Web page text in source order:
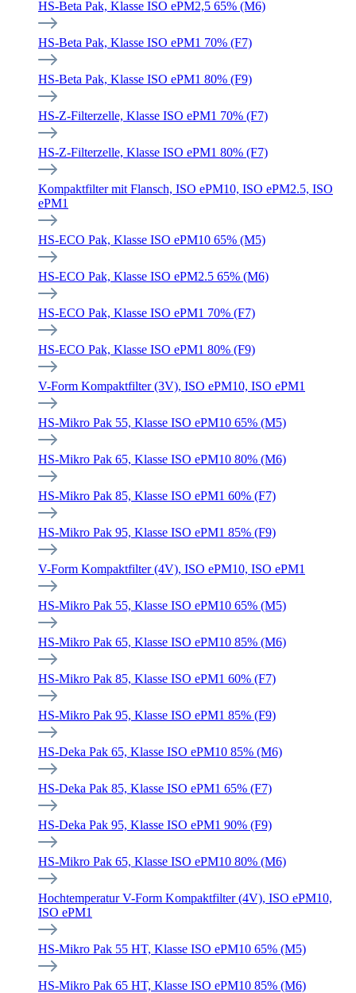
HS-Beta Pak, Klasse ISO ePM2,5 65% (M6)
HS-Beta Pak, Klasse ISO ePM1 70% (F7)
HS-Beta Pak, Klasse ISO ePM1 80% (F9)
HS-Z-Filterzelle, Klasse ISO ePM1 70% (F7)
HS-Z-Filterzelle, Klasse ISO ePM1 80% (F7)
Kompaktfilter mit Flansch, ISO ePM10, ISO ePM2.5, ISO
ePM1
HS-ECO Pak, Klasse ISO ePM10 65% (M5)
HS-ECO Pak, Klasse ISO ePM2.5 65% (M6)
HS-ECO Pak, Klasse ISO ePM1 70% (F7)
HS-ECO Pak, Klasse ISO ePM1 80% (F9)
V-Form Kompaktfilter (3V), ISO ePM10, ISO ePM1
HS-Mikro Pak 55, Klasse ISO ePM10 65% (M5)
HS-Mikro Pak 65, Klasse ISO ePM10 80% (M6)
HS-Mikro Pak 85, Klasse ISO ePM1 60% (F7)
HS-Mikro Pak 95, Klasse ISO ePM1 85% (F9)
V-Form Kompaktfilter (4V), ISO ePM10, ISO ePM1
HS-Mikro Pak 55, Klasse ISO ePM10 65% (M5)
HS-Mikro Pak 65, Klasse ISO ePM10 85% (M6)
HS-Mikro Pak 85, Klasse ISO ePM1 60% (F7)
HS-Mikro Pak 95, Klasse ISO ePM1 85% (F9)
HS-Deka Pak 65, Klasse ISO ePM10 85% (M6)
HS-Deka Pak 85, Klasse ISO ePM1 65% (F7)
HS-Deka Pak 95, Klasse ISO ePM1 90% (F9)
HS-Mikro Pak 65, Klasse ISO ePM10 80% (M6)
Hochtemperatur V-Form Kompaktfilter (4V), ISO ePM10,
ISO ePM1
HS-Mikro Pak 55 HT, Klasse ISO ePM10 65% (M5)
HS-Mikro Pak 65 HT, Klasse ISO ePM10 85% (M6)